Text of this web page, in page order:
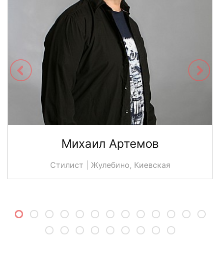
Михаил Артемов
Стилист | Жулебино, Киевская